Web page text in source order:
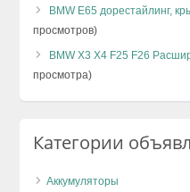
BMW E65 дорестайлинг,
просмотров)
BMW X3 X4 F25 F26
просмотра)
Категории
Аккумуляторы